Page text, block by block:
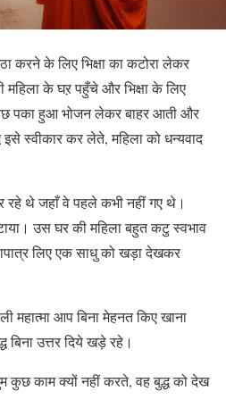
करने के लिए भिक्षा का कटोरा लेकर
महिला के घऱ पहुँचे और भिक्षा के लिए
पका हुआ भोजन लेकर बाहर आती और
इसे स्वीकार कर लेते, महिला को धन्यवाद
रहे थे जहाँ वे पहले कभी नहीं गए थे।
उस घर की महिला बहुत कटु स्वभाव
लिए एक साधु को खड़ा देखकर
महात्मा आप बिना मेहनत किए खाना
बिना उत्तर दिये खड़े रहे।
काम क्यों नहीं करते, वह बुद्ध को देख